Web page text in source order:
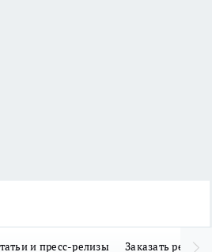
и пресс-релизы Заказать